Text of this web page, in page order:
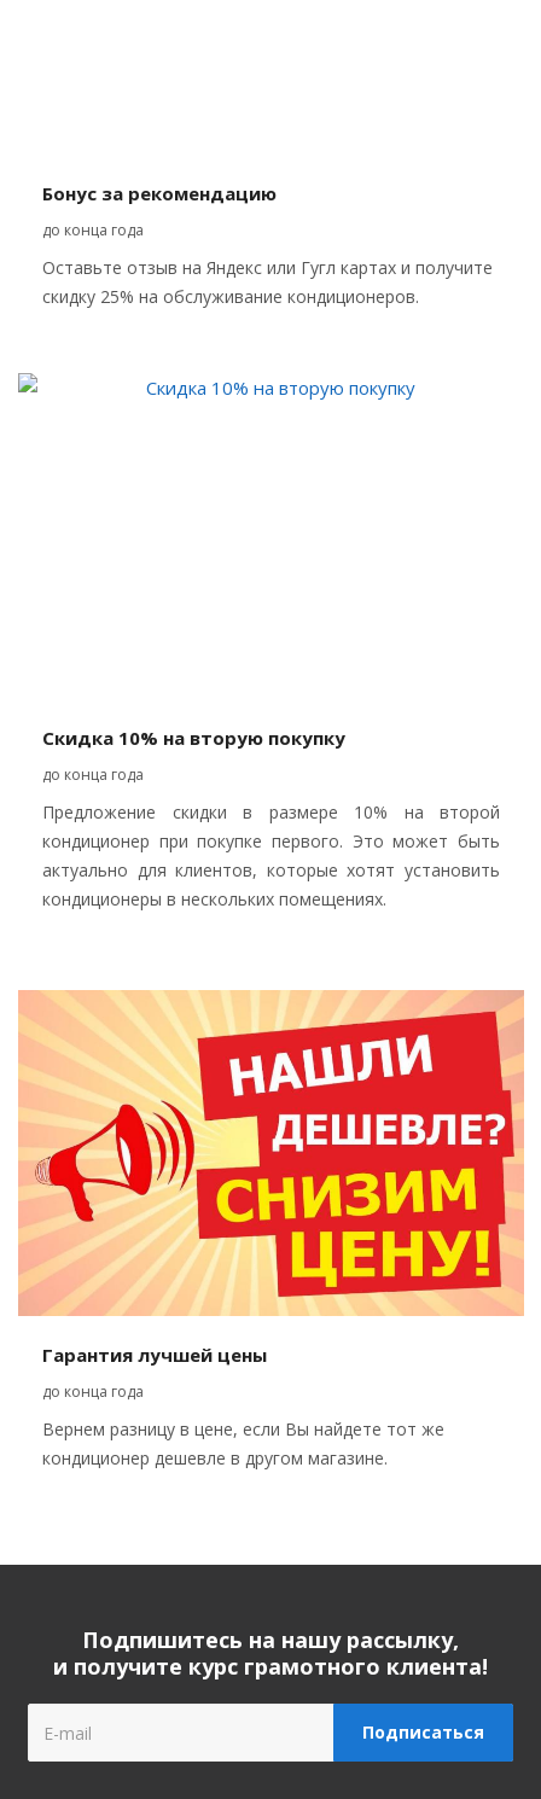
Бонус за рекомендацию
до конца года
Оставьте отзыв на Яндекс или Гугл картах и получите
скидку 25% на обслуживание кондиционеров.
Скидка 10% на вторую покупку
до конца года
Предложение скидки в размере 10% на второй
кондиционер при покупке первого. Это может быть
актуально для клиентов, которые хотят установить
кондиционеры в нескольких помещениях.
Гарантия лучшей цены
до конца года
Вернем разницу в цене, если Вы найдете тот же
кондиционер дешевле в другом магазине.
Подпишитесь на нашу рассылку,
и получите курс грамотного клиента!